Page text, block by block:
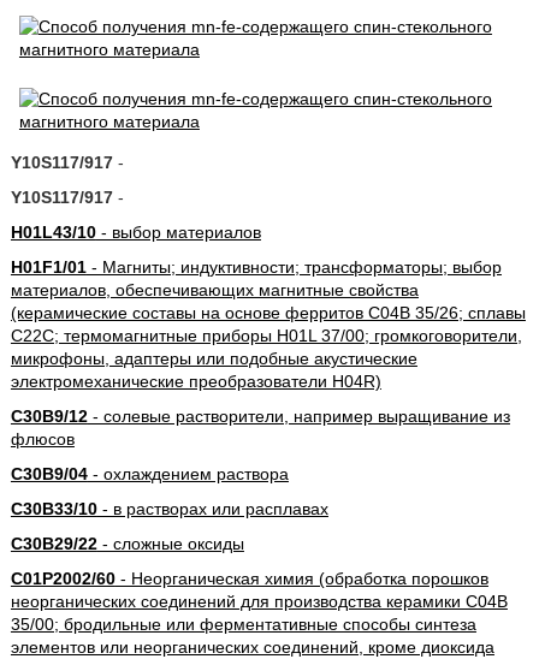
Y10S117/917-
Y10S117/917-
H01L43/10- выбор материалов
H01F1/01- Магниты; индуктивности; трансформаторы; выбор
материалов, обеспечивающих магнитные свойства
(керамические составы на основе ферритов C04B 35/26; сплавы
C22C; термомагнитные приборы H01L 37/00; громкоговорители,
микрофоны, адаптеры или подобные акустические
электромеханические преобразователи H04R)
C30B9/12- солевые растворители, например выращивание из
флюсов
C30B9/04- охлаждением раствора
C30B33/10- в растворах или расплавах
C30B29/22- сложные оксиды
C01P2002/60- Неорганическая химия (обработка порошков
неорганических соединений для производства керамики C04B
35/00; бродильные или ферментативные способы синтеза
элементов или неорганических соединений, кроме диоксида